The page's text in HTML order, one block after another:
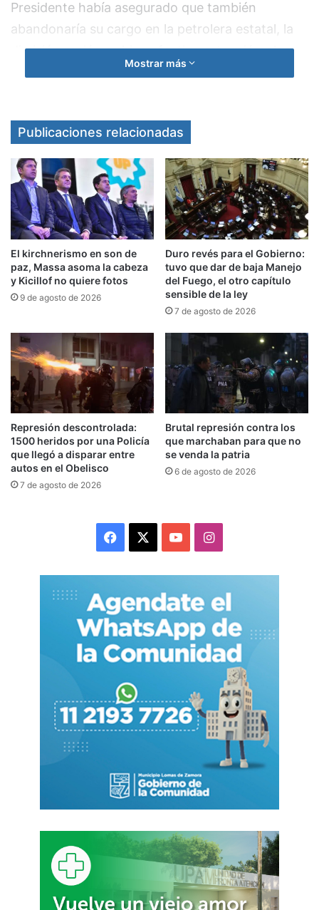
Presidente había asegurado que también
abandonaría su cargo en la petrolera estatal, la
dimisión recién se hizo efectiva este miércoles.
Marín, en la que Adorni expresó:
por su intermedio en el del Directorio de YPF
S.A., mi renuncia al cargo de Director Titular por
la Clase A”.
Tras su salida del Gobierno, en medio de una
causa judicial por presunto enriquecimiento
ilícito,habían surgido versiones sobre una
posible continuidad en el directorio
La carta de renuncia de Adorni, dirigida al titular
Imagen Web
Por su cargo como ministro coordinador, Adorni
integraba el directorio de YPF
ad honorem.
dejar esa función,existía la posibilidad de que
permaneciera en la petroleracon una
remuneración por el cargo.
Ese escenario habría alimentado el escándalo en
torno al exfuncionario.De siete millones de
pesos como jefe de Gabinete hubiera pasado a
cobrar 93 millones
. Un premio después de las
revelaciones sobre su patrimonio.
Mostrar más
Publicaciones relacionadas
El kirchnerismo en son de
paz, Massa asoma la cabeza
y Kicillof no quiere fotos
9 de agosto de 2026
Duro revés para el Gobierno:
tuvo que dar de baja Manejo
del Fuego, el otro capítulo
sensible de la ley
7 de agosto de 2026
Represión descontrolada:
1500 heridos por una Policía
que llegó a disparar entre
autos en el Obelisco
7 de agosto de 2026
Brutal represión contra los
que marchaban para que no
se venda la patria
6 de agosto de 2026
Facebook YouTubeInstagram